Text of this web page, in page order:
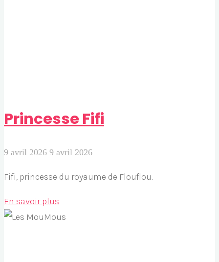
Princesse Fifi
9 avril 2026 9 avril 2026
Fifi, princesse du royaume de Flouflou.
En savoir plus
Fifi"